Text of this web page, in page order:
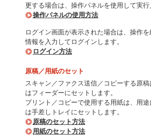
更する場合は、操作パネルを使用して実行
操作パネルの使用方法
ログイン画面が表示された場合は、操作
情報を入力してログインします。
ログイン方法
原稿／用紙のセット
スキャン／ファクス送信／コピーする原
はフィーダーにセットします。
プリント／コピーで使用する用紙は、用
は手差しトレイにセットします。
原稿のセット方法
用紙のセット方法